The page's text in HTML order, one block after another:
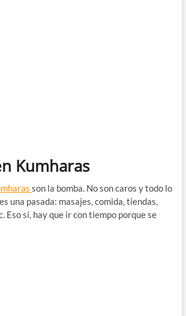
Kumharas
son la bomba. No son caros y todo lo
una pasada: masajes, comida, tiendas,
Eso sí, hay que ir con tiempo porque se